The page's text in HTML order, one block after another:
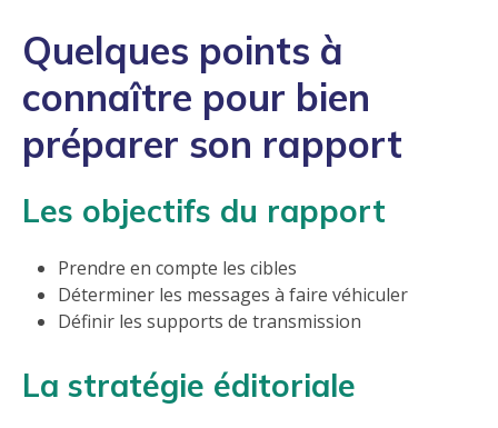
Quelques points à
connaître pour bien
préparer son rapport
Les objectifs du rapport
Prendre en compte les cibles
Déterminer les messages à faire véhiculer
Définir les supports de transmission
La stratégie éditoriale